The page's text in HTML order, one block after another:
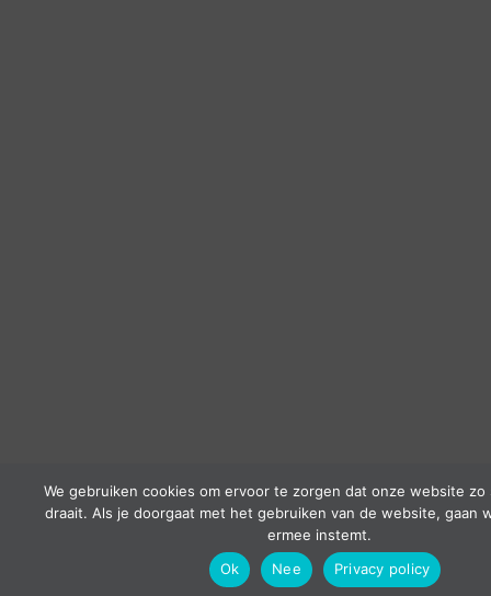
We gebruiken cookies om ervoor te zorgen dat onze website zo
draait. Als je doorgaat met het gebruiken van de website, gaan
ermee instemt.
Ok
Nee Privacy policy